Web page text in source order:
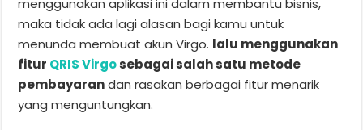
menggunakan aplikasi ini dalam membantu bisnis,
maka tidak ada lagi alasan bagi kamu untuk
menunda membuat akun Virgo. lalu menggunakan
fitur QRIS Virgosebagai salah satu metode
pembayarandan rasakan berbagai fitur menarik
yang menguntungkan.